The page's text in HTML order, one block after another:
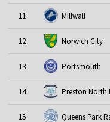
11 Millwall
12 Norwich City
13 Portsmouth
14 Preston North
15 Queens Park